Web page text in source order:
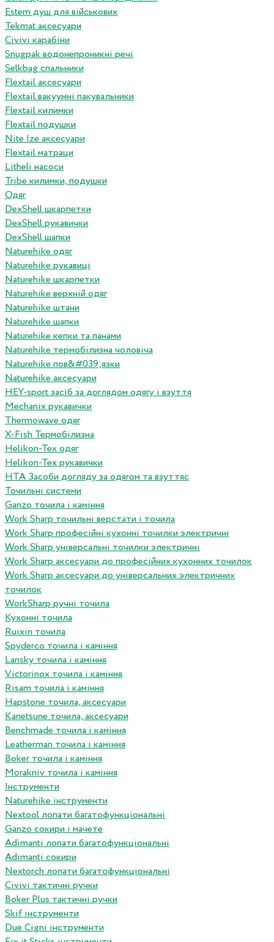
Estem душ для військових
Tekmat аксесуари
Сivivi карабіни
Snugpak водонепроникні речі
Selkbag спальники
Flextail аксесуари
Flextail вакуумні пакувальники
Flextail килимки
Flextail подушки
Nite Ize аксесуари
Flextail матраци
Litheli насоси
Tribe килимки, подушки
Одяг
DexShell шкарпетки
DexShell рукавички
DexShell шапки
Naturehike одяг
Naturehike рукавиці
Naturehike шкарпетки
Naturehike верхній одяг
Naturehike штани
Naturehike шапки
Naturehike кепки та панами
Naturehike термобілизна чоловіча
Naturehike пов&#039;язки
Naturehike аксесуари
HEY-sport засіб за доглядом одягу і взуття
Mechanix рукавички
Thermowave одяг
X-Fish Термобілизна
Helikon-Tex одяг
Helikon-Tex рукавички
HTA Засоби догляду за одягом та взуттяс
Точильні системи
Ganzo точила і каміння
Work Sharp точильні верстати і точила
Work Sharp професiйнi кухоннi точилки электричнi
Work Sharp унiверсальнi точилки электричнi
Work Sharp аксесуари до професiйних кухонних точилок
Work Sharp аксесуари до унiверсальних электричних
точилок
WorkSharp ручні точила
Кухонні точила
Ruixin точила
Spyderco точила і каміння
Lansky точила і каміння
Victorinox точила і каміння
Risam точила і каміння
Hapstone точила, аксесуари
Kanetsune точила, аксесуари
Benchmade точила і каміння
Leatherman точила і каміння
Boker точила і каміння
Morakniv точила і каміння
Інструменти
Naturehike інструменти
Nextool лопати багатофункціональні
Ganzo сокири і мачете
Adimanti лопати багатофункціональні
Adimanti сокири
Nextorch лопати багатофункціональні
Сivivi тактичні ручки
Boker Plus тактичні ручки
Skif інструменти
Due Cigni інструменти